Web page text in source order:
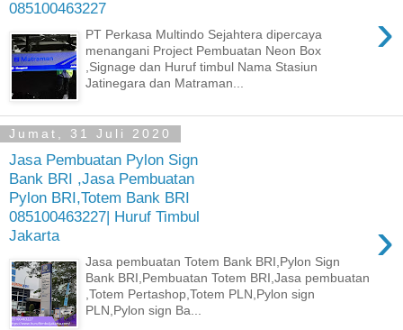
085100463227
›
PT Perkasa Multindo Sejahtera dipercaya
menangani Project Pembuatan Neon Box
,Signage dan Huruf timbul Nama Stasiun
Jatinegara dan Matraman...
Jumat, 31 Juli 2020
Jasa Pembuatan Pylon Sign
Bank BRI ,Jasa Pembuatan
Pylon BRI,Totem Bank BRI
085100463227| Huruf Timbul
Jakarta
›
Jasa pembuatan Totem Bank BRI,Pylon Sign
Bank BRI,Pembuatan Totem BRI,Jasa pembuatan
,Totem Pertashop,Totem PLN,Pylon sign
PLN,Pylon sign Ba...